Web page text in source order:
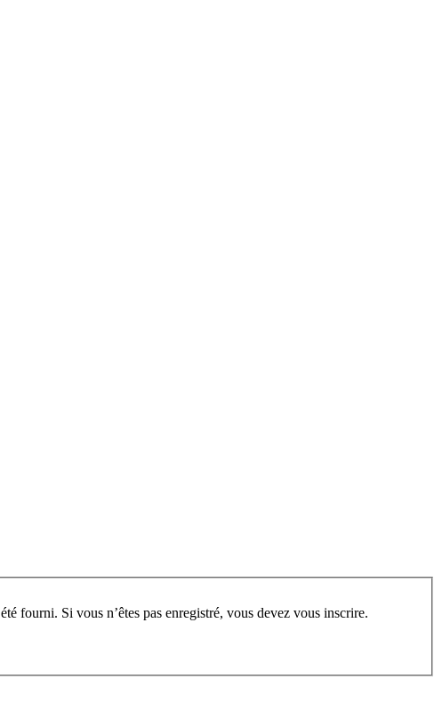
Pour participer à ce forum, vous devez vous enregistrer au préalable. Merci d’indiquer ci-dessous l’identifiant personnel qui vous a été fourni. Si vous n’êtes pas enregistré, vous devez vous inscrire.